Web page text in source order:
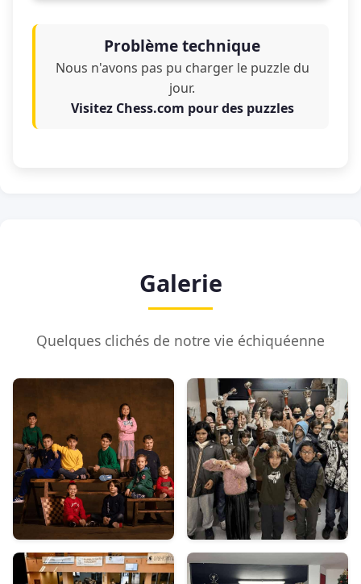
Problème technique
Nous n'avons pas pu charger le puzzle du
jour.
Visitez Chess.com pour des puzzles
Galerie
Quelques clichés de notre vie échiquéenne